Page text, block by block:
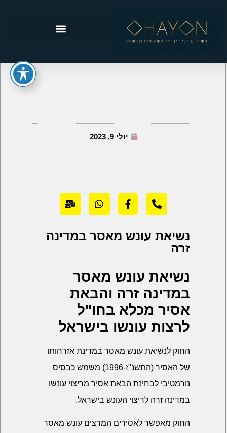
יולי 9, 2023
נשיאת עונש מאסר במדינה
זרה
נשיאת עונש מאסר
במדינה זרה והבאת
אסיר מכלא בחו"ל
לרצות עונשו בישראל
החוק לנשיאת עונש מאסר במדינת אזרחותו
של האסיר (התשנ"ז-1996) משמש כבסיס
נורמטיבי לבחינת הבאת אסיר מריצוי עונשו
במדינה זרה לריצוי העונש בישראל.
החוק מאפשר לאסירים המרצים עונש מאסר